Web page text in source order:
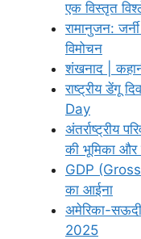
एक विस्तृत
रामानुजन:
विमोचन
शंखनाद |
राष्ट्रीय डेंगू
Day
अंतर्राष्ट्रीय
की भूमिका और
GDP
का आईना
अमेरिका-
2025